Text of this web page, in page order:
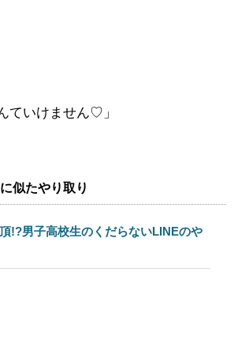
ていけません♡」
似たやり取り
!?男子高校生のくだらないLINEのや